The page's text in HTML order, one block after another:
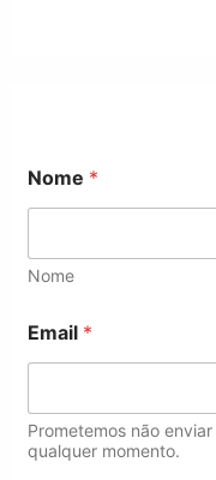
m
a
*
a
i
Nome *
Nome
Email *
Prometemos não
qualquer momento.